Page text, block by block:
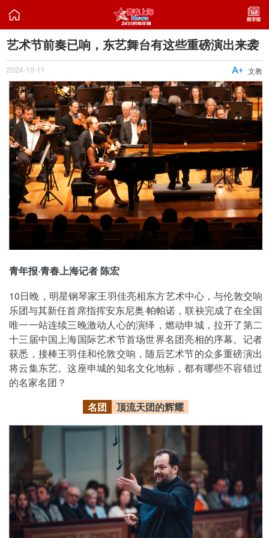

​艺术节前奏已响，东艺舞台有这些重磅演出来袭
2024-10-11 文教

青年报·青春上海记者 陈宏
10日晚，明星钢琴家王羽佳亮相东方艺术中心，与伦敦交响
乐团与其新任首席指挥安东尼奥·帕帕诺，联袂完成了在全国
唯一一站连续三晚激动人心的演绎，燃动申城，拉开了第二
十三届中国上海国际艺术节首场世界名团亮相的序幕。记者
获悉，接棒王羽佳和伦敦交响，随后艺术节的众多重磅演出
将云集东艺。这座申城的知名文化地标，都有哪些不容错过
的名家名团？
名团
顶流天团的辉耀